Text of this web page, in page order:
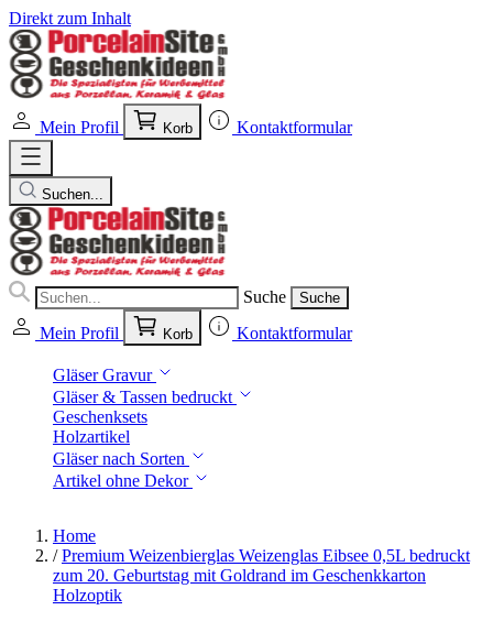
Direkt zum Inhalt
Mein Profil Korb Kontaktformular
Suchen...
Suche Suche
Mein Profil Korb Kontaktformular
Gläser Gravur
Gläser & Tassen bedruckt
Geschenksets
Holzartikel
Gläser nach Sorten
Artikel ohne Dekor
Home
/ Premium Weizenbierglas Weizenglas Eibsee 0,5L bedruckt
zum 20. Geburtstag mit Goldrand im Geschenkkarton
Holzoptik